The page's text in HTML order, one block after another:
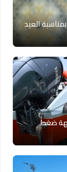
العيد
ضغط